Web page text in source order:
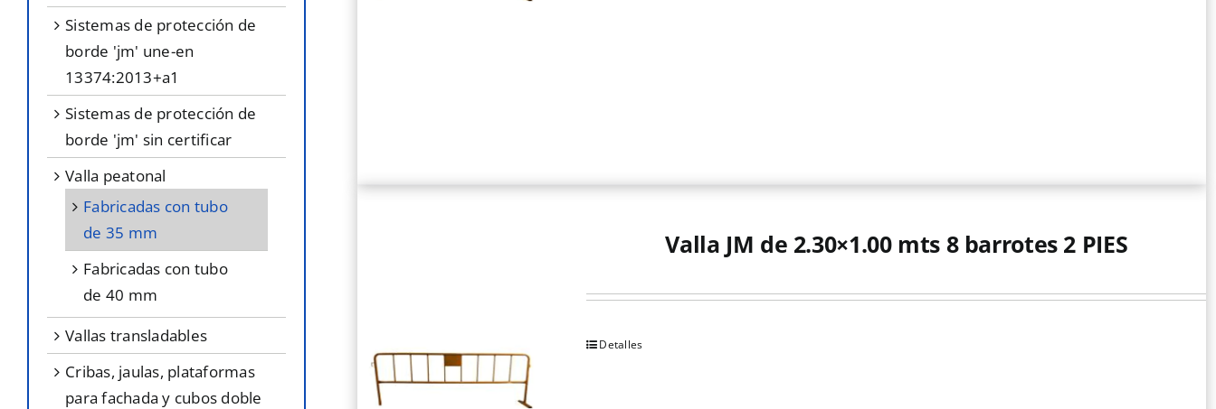
Valla JM de 2.30×1.00 mts 8 barrotes 2 PIES
Detalles
sistemas de protección de
borde 'jm' une-en
13374:2013+a1
sistemas de protección de
borde 'jm' sin certificar
valla peatonal
fabricadas con tubo
de 35 mm
fabricadas con tubo
de 40 mm
vallas transladables
cribas, jaulas, plataformas
para fachada y cubos doble